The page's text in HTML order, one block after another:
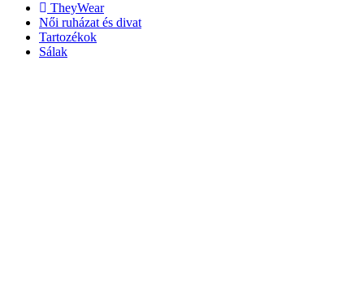
TheyWear
Női ruházat és divat
Tartozékok
Sálak